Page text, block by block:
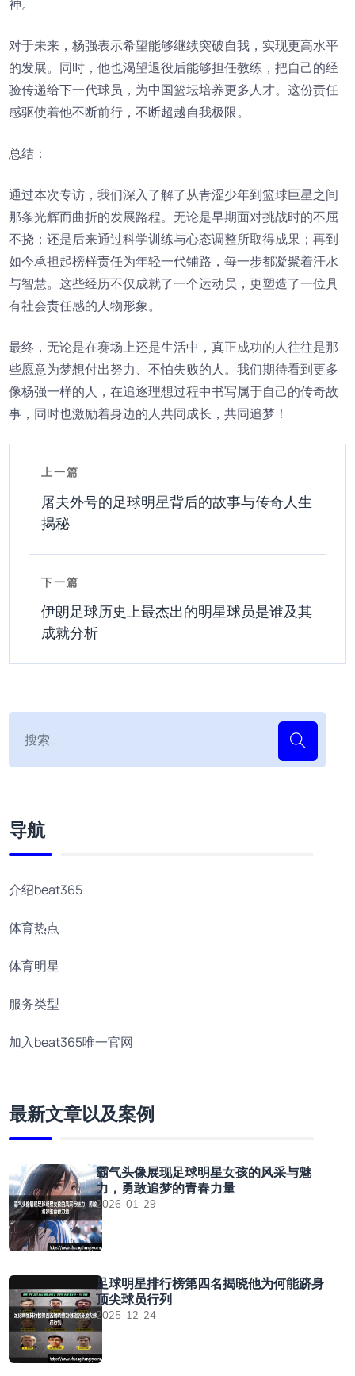
神。
对于未来，杨强表示希望能够继续突破自我，实现更高水平
的发展。同时，他也渴望退役后能够担任教练，把自己的经
验传递给下一代球员，为中国篮坛培养更多人才。这份责任
感驱使着他不断前行，不断超越自我极限。
总结：
通过本次专访，我们深入了解了从青涩少年到篮球巨星之间
那条光辉而曲折的发展路程。无论是早期面对挑战时的不屈
不挠；还是后来通过科学训练与心态调整所取得成果；再到
如今承担起榜样责任为年轻一代铺路，每一步都凝聚着汗水
与智慧。这些经历不仅成就了一个运动员，更塑造了一位具
有社会责任感的人物形象。
最终，无论是在赛场上还是生活中，真正成功的人往往是那
些愿意为梦想付出努力、不怕失败的人。我们期待看到更多
像杨强一样的人，在追逐理想过程中书写属于自己的传奇故
事，同时也激励着身边的人共同成长，共同追梦！
上一篇
屠夫外号的足球明星背后的故事与传奇人生
揭秘
下一篇
伊朗足球历史上最杰出的明星球员是谁及其
成就分析
导航
介绍beat365
体育热点
体育明星
服务类型
加入beat365唯一官网
最新文章以及案例
霸气头像展现足球明星女孩的风采与魅
力，勇敢追梦的青春力量
2026-01-29
足球明星排行榜第四名揭晓他为何能跻身
顶尖球员行列
2025-12-24